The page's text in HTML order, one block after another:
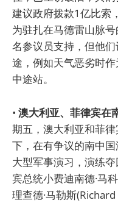
建议政府拨款1亿比索
为驻扎在马德雷山脉
名参议员支持，但他
途，例如天气恶劣时
中途站。
• 澳大利亚、菲律宾在
期五，澳大利亚和菲
下，在有争议的南中
大型军事演习，演练
宾总统小费迪南德·马
理查德·马勒斯